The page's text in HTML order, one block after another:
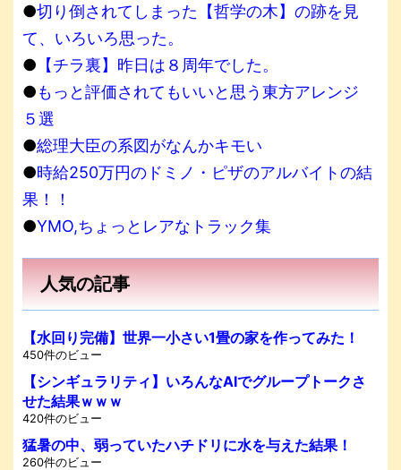
●切り倒されてしまった【哲学の木】の跡を見
て、いろいろ思った。
● 【チラ裏】昨日は８周年でした。
●もっと評価されてもいいと思う東方アレンジ
５選
●総理大臣の系図がなんかキモい
●時給250万円のドミノ・ピザのアルバイトの結
果！！
●YMO,ちょっとレアなトラック集
人気の記事
【水回り完備】世界一小さい1畳の家を作ってみた！
450件のビュー
【シンギュラリティ】いろんなAIでグループトークさ
せた結果ｗｗｗ
420件のビュー
猛暑の中、弱っていたハチドリに水を与えた結果！
260件のビュー